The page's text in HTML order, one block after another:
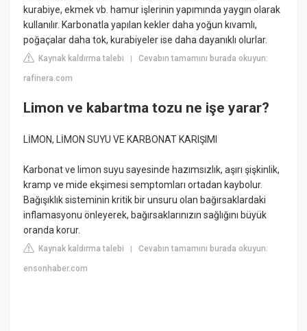
kurabiye, ekmek vb. hamur işlerinin yapımında yaygın olarak
kullanılır. Karbonatla yapılan kekler daha yoğun kıvamlı,
poğaçalar daha tok, kurabiyeler ise daha dayanıklı olurlar.
Kaynak kaldırma talebi |Cevabın tamamını burada okuyun:
rafinera.com
Limon ve kabartma tozu ne işe yarar?
LİMON, LİMON SUYU VE KARBONAT KARIŞIMI
Karbonat ve limon suyu sayesinde hazımsızlık, aşırı şişkinlik,
kramp ve mide ekşimesi semptomları ortadan kaybolur.
Bağışıklık sisteminin kritik bir unsuru olan bağırsaklardaki
inflamasyonu önleyerek, bağırsaklarınızın sağlığını büyük
oranda korur.
Kaynak kaldırma talebi |Cevabın tamamını burada okuyun:
ensonhaber.com